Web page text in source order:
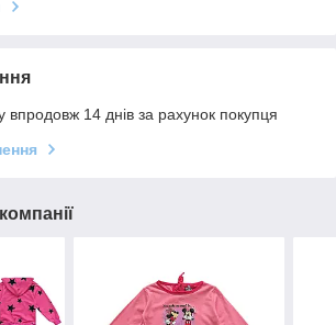
впродовж 14 днів за рахунок покупця